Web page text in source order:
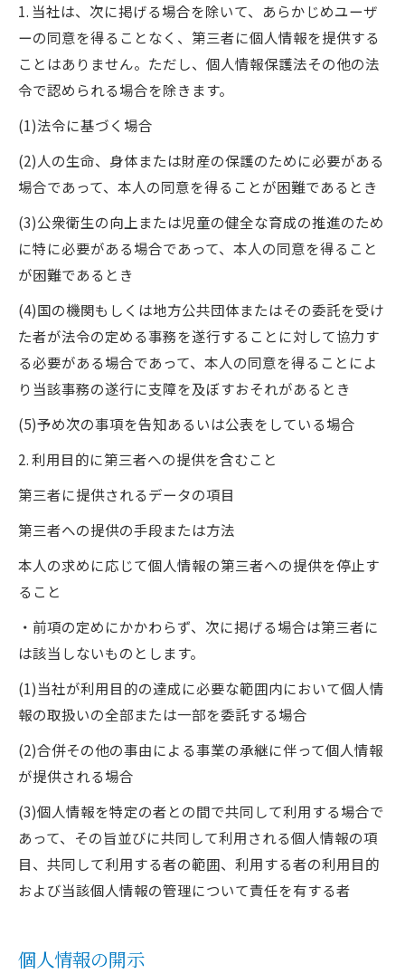
1. 当社は、次に掲げる場合を除いて、あらかじめユーザ
ーの同意を得ることなく、第三者に個人情報を提供する
ことはありません。ただし、個人情報保護法その他の法
令で認められる場合を除きます。
(1)法令に基づく場合
(2)人の生命、身体または財産の保護のために必要がある
場合であって、本人の同意を得ることが困難であるとき
(3)公衆衛生の向上または児童の健全な育成の推進のため
に特に必要がある場合であって、本人の同意を得ること
が困難であるとき
(4)国の機関もしくは地方公共団体またはその委託を受け
た者が法令の定める事務を遂行することに対して協力す
る必要がある場合であって、本人の同意を得ることによ
り当該事務の遂行に支障を及ぼすおそれがあるとき
(5)予め次の事項を告知あるいは公表をしている場合
2. 利用目的に第三者への提供を含むこと
第三者に提供されるデータの項目
第三者への提供の手段または方法
本人の求めに応じて個人情報の第三者への提供を停止す
ること
・前項の定めにかかわらず、次に掲げる場合は第三者に
は該当しないものとします。
(1)当社が利用目的の達成に必要な範囲内において個人情
報の取扱いの全部または一部を委託する場合
(2)合併その他の事由による事業の承継に伴って個人情報
が提供される場合
(3)個人情報を特定の者との間で共同して利用する場合で
あって、その旨並びに共同して利用される個人情報の項
目、共同して利用する者の範囲、利用する者の利用目的
および当該個人情報の管理について責任を有する者
個人情報の開示